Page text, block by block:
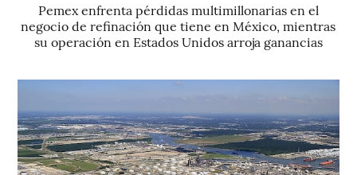
Pemex enfrenta pérdidas multimillonarias en el
negocio de refinación que tiene en México, mientras
su operación en Estados Unidos arroja ganancias